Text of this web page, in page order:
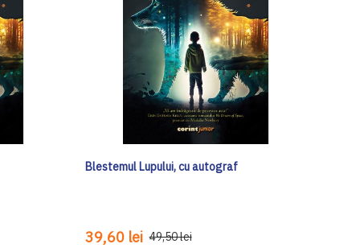
Blestemul Lupului, cu autograf
39,60 lei 49,50 lei